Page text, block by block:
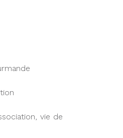
vie de